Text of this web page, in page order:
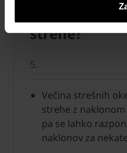
Kakšen je
strehe?
5.
Večina strešnih
strehe z naklonom
pa se lahko
naklonov za